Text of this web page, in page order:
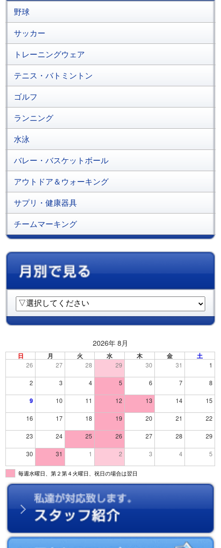
野球
サッカー
トレーニングウェア
テニス・バトミントン
ゴルフ
ランニング
水泳
バレー・バスケットボール
アウトドア＆ウォーキング
サプリ・健康器具
チームマーキング
2026年 8月
日 月 火 水 木 金 土
26 27 28 29 30 31 1
2 3 4 5 6 7 8
9 10 11 12 13 14 15
16 17 18 19 20 21 22
23 24 25 26 27 28 29
30 31 1 2 3 4 5
毎週水曜日、第２第４火曜日、祝日の場合は翌日